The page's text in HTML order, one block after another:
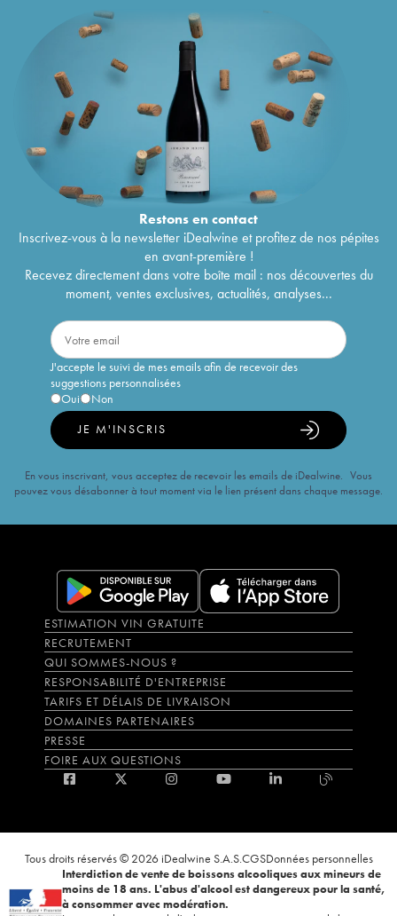
Restons encontact
Inscrivez-vous à la newsletter iDealwine et profitez de nos pépites
en avant-première !
Recevez directement dans votre boîte mail : nos découvertes du
moment, ventes exclusives, actualités, analyses...
J'accepte le suivi de mes emails afin de recevoir des
suggestions personnalisées
Oui
Non
JE M'INSCRIS
En vous inscrivant, vous acceptez de recevoir les emails de iDealwine. Vous
pouvez vous désabonner à tout moment via le lien présent dans chaque message.
ESTIMATION VIN GRATUITE
RECRUTEMENT
QUI SOMMES-NOUS ?
RESPONSABILITÉ D'ENTREPRISE
TARIFS ET DÉLAIS DE LIVRAISON
DOMAINES PARTENAIRES
PRESSE
FOIRE AUX QUESTIONS
Tous droits réservés © 2026 iDealwine S.A.S.CGSDonnées personnelles
Interdiction de vente de boissons alcooliques aux mineurs de
moins de 18 ans. L'abus d'alcool est dangereux pour la santé,
à consommer avec modération.